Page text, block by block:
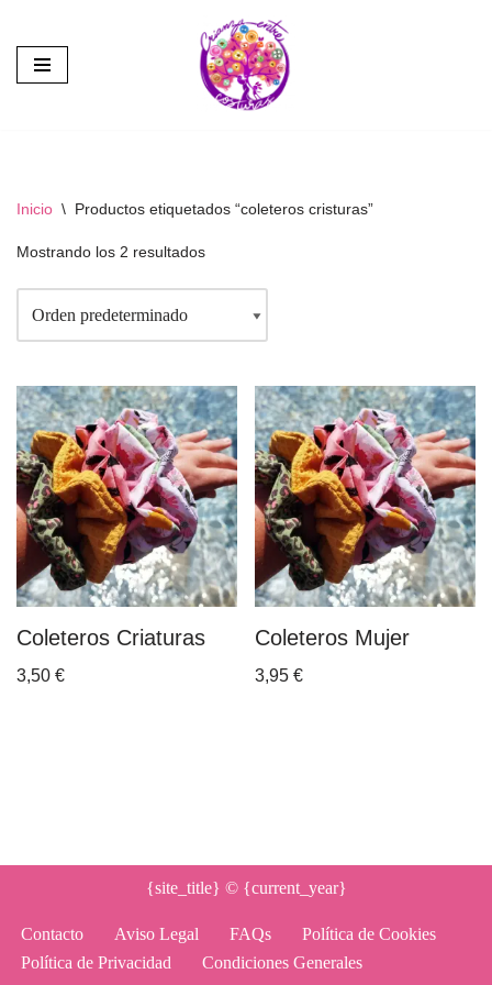
Saltar
al
Inicio \ Productos etiquetados “coleteros cristuras”
Mostrando los 2 resultados
Coleteros Criaturas
3,50 €
Coleteros Mujer
3,95€
{site_title} © {current_year}
Contacto Aviso Legal FAQs
Política de Cookies
Política de Privacidad
Condiciones Generales